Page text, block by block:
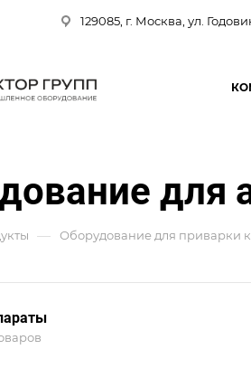
129085, г. Москва, ул.
для
— Оборудование для приварки